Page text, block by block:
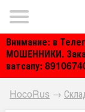
Внимание: в
МОШЕННИКИ.
ватсапу:
HocoRus →